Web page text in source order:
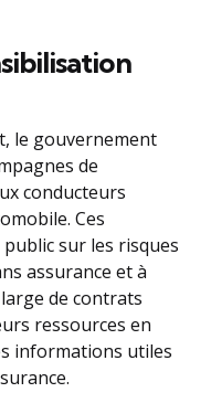
le gouvernement
de
conducteurs
Ces
sur les risques
assurance et à
de contrats
ressources en
informations utiles